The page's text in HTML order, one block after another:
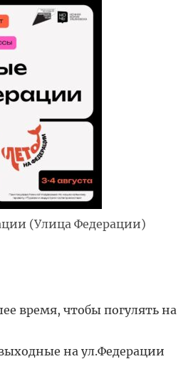
(Улица Федерации)
время, чтобы погулять на
на ул.Федерации